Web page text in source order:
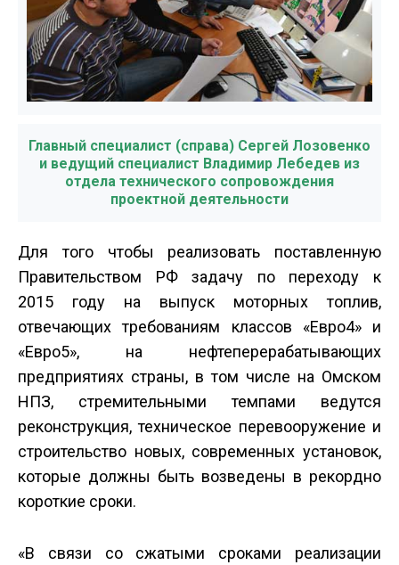
Главный специалист (справа) Сергей Лозовенко
и ведущий специалист Владимир Лебедев из
отдела технического сопровождения
проектной деятельности
Для того чтобы реализовать поставленную
Правительством РФ задачу по переходу к
2015 году на выпуск моторных топлив,
отвечающих требованиям классов «Евро­4» и
«Евро­5», на нефтеперерабатывающих
предприятиях страны, в том числе на Омском
НПЗ, стремительными темпами ведутся
реконструкция, техническое перевооружение и
строительство новых, современных установок,
которые должны быть возведены в рекордно
короткие сроки.
«В связи со сжатыми сроками реализации